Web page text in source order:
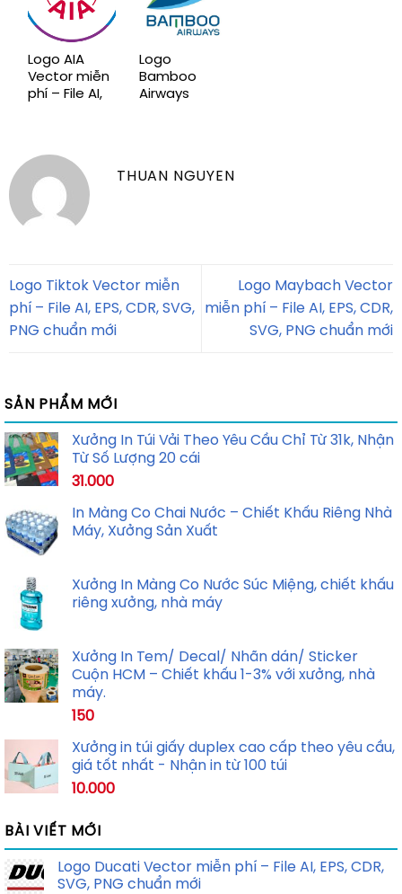
Logo AIA
Vector miễn
phí – File AI,
Logo
Bamboo
Airways
chuẩn mới
THUAN NGUYEN
Logo Tiktok Vector miễn
phí – File AI, EPS, CDR, SVG,
PNG chuẩn mới
Logo Maybach Vector
miễn phí – File AI, EPS, CDR,
SVG, PNG chuẩn mới
SẢN PHẨM MỚI
Xưởng In Túi Vải Theo Yêu Cầu Chỉ Từ 31k, Nhận
Từ Số Lượng 20 cái
31.000
In Màng Co Chai Nước – Chiết Khấu Riêng Nhà
Máy, Xưởng Sản Xuất
Xưởng In Màng Co Nước Súc Miệng, chiết khấu
riêng xưởng, nhà máy
Xưởng In Tem/ Decal/ Nhãn dán/ Sticker
Cuộn HCM – Chiết khấu 1-3% với xưởng, nhà
máy.
150
Xưởng in túi giấy duplex cao cấp theo yêu cầu,
giá tốt nhất - Nhận in từ 100 túi
10.000
BÀI VIẾT MỚI
Logo Ducati Vector miễn phí – File AI, EPS, CDR,
SVG, PNG chuẩn mới